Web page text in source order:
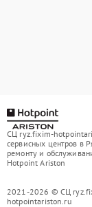
СЦ ryz.fixim-
сервисных центров в
ремонту и
Hotpoint Ariston
2021-2026 © СЦ
hotpointariston.ru